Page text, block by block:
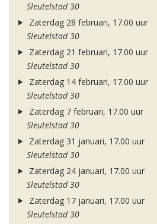
Sleutelstad 30
Zaterdag 28 februari, 17.00 uur
Sleutelstad 30
Zaterdag 21 februari, 17.00 uur
Sleutelstad 30
Zaterdag 14 februari, 17.00 uur
Sleutelstad 30
Zaterdag 7 februari, 17.00 uur
Sleutelstad 30
Zaterdag 31 januari, 17.00 uur
Sleutelstad 30
Zaterdag 24 januari, 17.00 uur
Sleutelstad 30
Zaterdag 17 januari, 17.00 uur
Sleutelstad 30